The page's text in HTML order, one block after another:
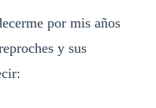
por mis años
y sus